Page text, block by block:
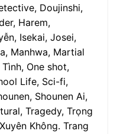
Doujinshi,
Harem,
Isekai, Josei,
Manhwa, Martial
One shot,
Life, Sci-fi,
Shounen Ai,
Tragedy, Trọng
Không. Trang